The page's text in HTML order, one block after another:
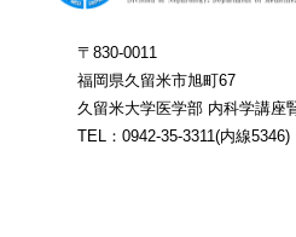
〒830-0011
福岡県久留米市旭町67
久留米大学医学部 内科学講座
TEL：0942-35-3311(内線